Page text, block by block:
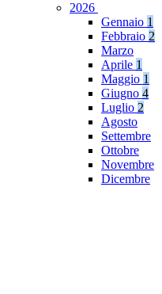
2026
Gennaio 1
Febbraio 2
Marzo
Aprile 1
Maggio 1
Giugno 4
Luglio 2
Agosto
Settembre
Ottobre
Novembre
Dicembre